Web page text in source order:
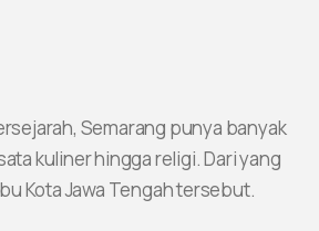
Semarang punya banyak
kuliner hingga religi. Dari yang
Kota Jawa Tengah tersebut.